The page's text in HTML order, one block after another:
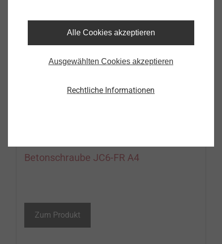
Betonschraube JC6-FR A4
Zum Produkt
Alle Cookies akzeptieren
Ausgewählten Cookies akzeptieren
Rechtliche Informationen